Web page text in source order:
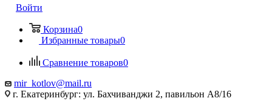
Войти
Корзина0
Избранные товары0
Сравнение товаров0
mir_kotlov@mail.ru
г. Екатеринбург: ул. Бахчиванджи 2, павильон А8/16